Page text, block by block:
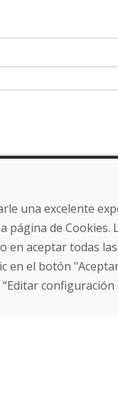
nosotros
una excelente
de Cookies.
en aceptar todas
en el botón
configuración